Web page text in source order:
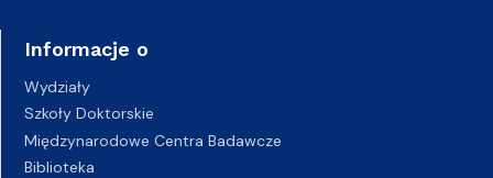
Informacje o
Wydziały
Szkoły Doktorskie
Międzynarodowe Centra Badawcze
Biblioteka